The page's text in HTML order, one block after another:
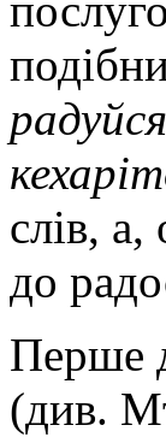
радуйся
слів,
до
Перше
(див.